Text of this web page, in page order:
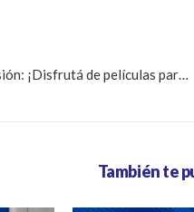
Aterradora diversión: ¡Disfrutá de películas para halloween con una tv de González Giménez!
También te